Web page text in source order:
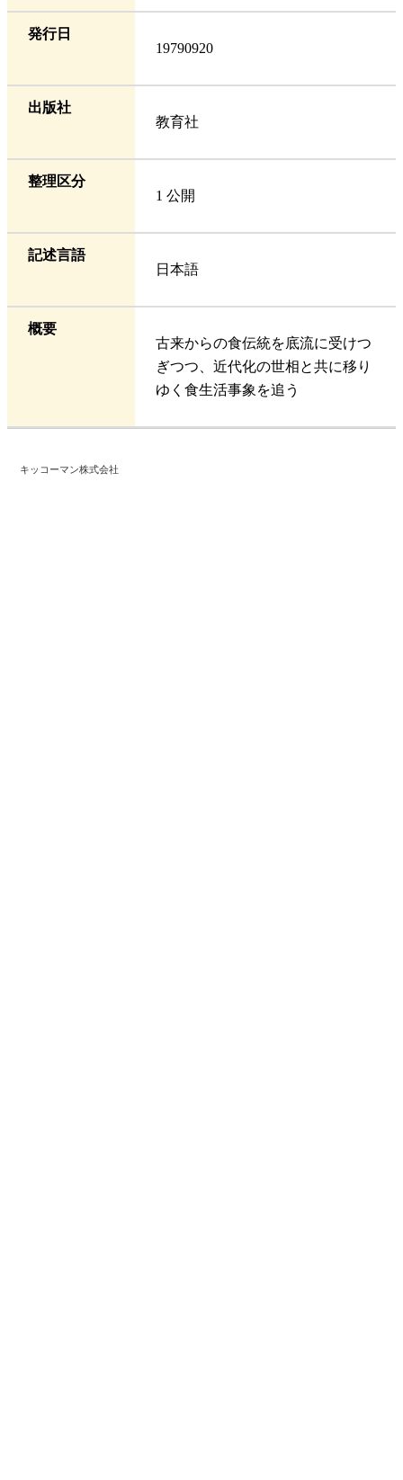
発行日
19790920
出版社
教育社
整理区分
1 公開
記述言語
日本語
概要
古来からの食伝統を底流に受けつ
ぎつつ、近代化の世相と共に移り
ゆく食生活事象を追う
キッコーマン株式会社